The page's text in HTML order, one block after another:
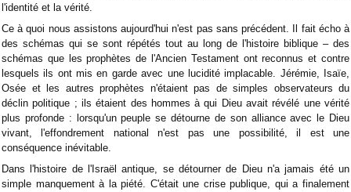
l'identité et la vérité.
Ce à quoi nous assistons aujourd'hui n'est pas sans précédent. Il fait écho à
des schémas qui se sont répétés tout au long de l'histoire biblique – des
schémas que les prophètes de l'Ancien Testament ont reconnus et contre
lesquels ils ont mis en garde avec une lucidité implacable. Jérémie, Isaïe,
Osée et les autres prophètes n'étaient pas de simples observateurs du
déclin politique ; ils étaient des hommes à qui Dieu avait révélé une vérité
plus profonde : lorsqu'un peuple se détourne de son alliance avec le Dieu
vivant, l'effondrement national n'est pas une possibilité, il est une
conséquence inévitable.
Dans l'histoire de l'Israël antique, se détourner de Dieu n'a jamais été un
simple manquement à la piété. C'était une crise publique, qui a finalement